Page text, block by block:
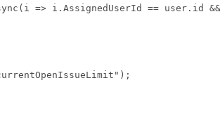
=> i.AssignedUserId == user.id